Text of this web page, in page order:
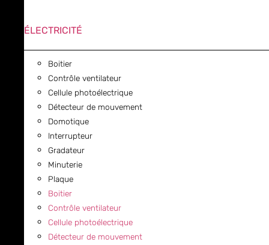
ÉLECTRICITÉ
Boitier
Contrôle ventilateur
Cellule photoélectrique
Détecteur de mouvement
Domotique
Interrupteur
Gradateur
Minuterie
Plaque
Boitier
Contrôle ventilateur
Cellule photoélectrique
Détecteur de mouvement